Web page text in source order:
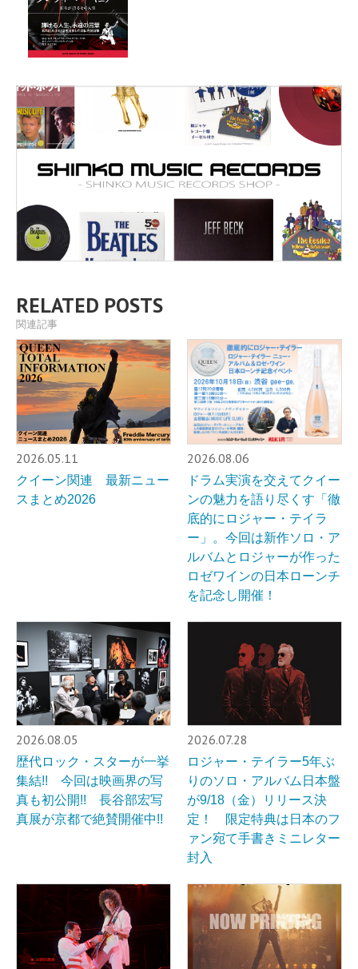
RELATED POSTS
関連記事
2026.05.11
クイーン関連 最新ニュー
スまとめ2026
2026.08.06
ドラム実演を交えてクイー
ンの魅力を語り尽くす「徹
底的にロジャー・テイラ
ー」。今回は新作ソロ・ア
ルバムとロジャーが作った
ロゼワインの日本ローンチ
を記念し開催！
2026.08.05
歴代ロック・スターが一挙
集結!! 今回は映画界の写
真も初公開!! 長谷部宏写
真展が京都で絶賛開催中!!
2026.07.28
ロジャー・テイラー5年ぶ
りのソロ・アルバム日本盤
が9/18（金）リリース決
定！ 限定特典は日本のフ
ァン宛て手書きミニレター
封入